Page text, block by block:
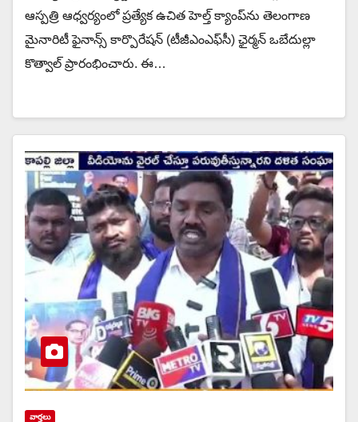
ఆస్పత్రి ఆధ్వర్యంలో ప్రత్యేక ఉచిత హెల్త్ క్యాంప్‌ను తెలంగాణ
మైనారిటీ ఫైనాన్స్ కార్పొరేషన్ (టీజీఎంఎఫ్‌సీ) ఛైర్మన్ ఒబేదుల్లా
కొత్వాల్ ప్రారంభించారు. ఈ…
వార్త‌లు